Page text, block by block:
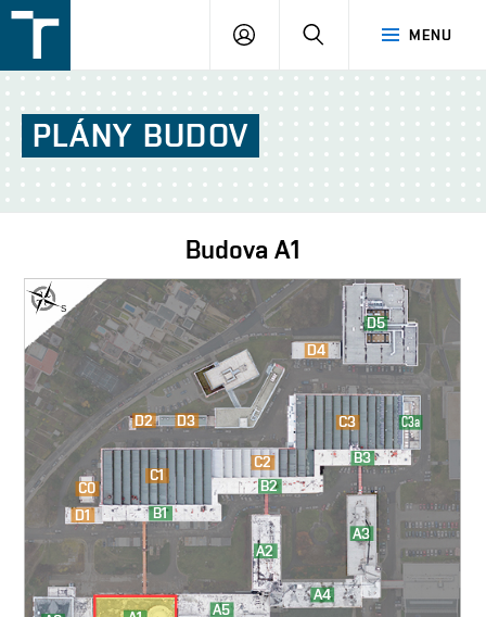
v
Brně
MENU
PŘIHLÁŠENÍ
PLÁNY BUDOV
Budova A1